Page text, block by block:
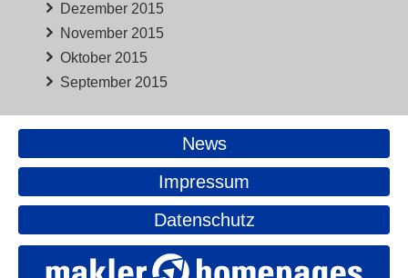
Dezember 2015
November 2015
Oktober 2015
September 2015
News
Impressum
Datenschutz